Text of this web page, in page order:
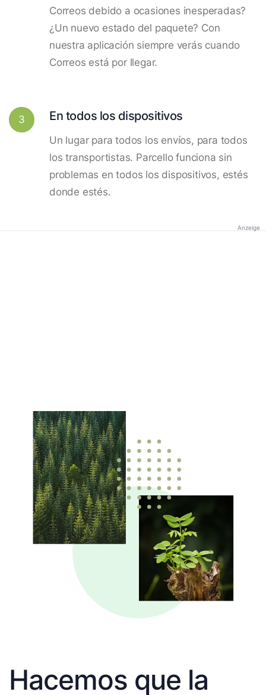
Correos debido a ocasiones inesperadas?
¿Un nuevo estado del paquete? Con
nuestra aplicación siempre verás cuando
Correos está por llegar.
3 En todos los dispositivos
Un lugar para todos los envíos, para todos
los transportistas. Parcello funciona sin
problemas en todos los dispositivos, estés
donde estés.
Anzeige
Hacemos que la